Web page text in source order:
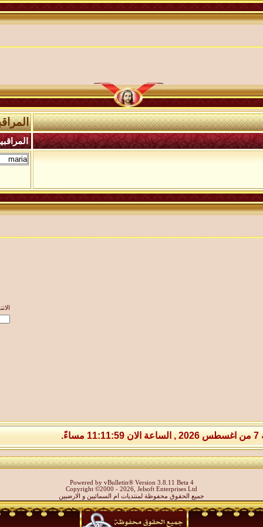
مساءً.
Powered by vBulletin® Version 3.8.11 Beta 4
Copyright ©2000 - 2026, Jelsoft Enterprises Ltd
جميع الحقوق محفوظة لمنتديات ام السمائيين و الارضيين